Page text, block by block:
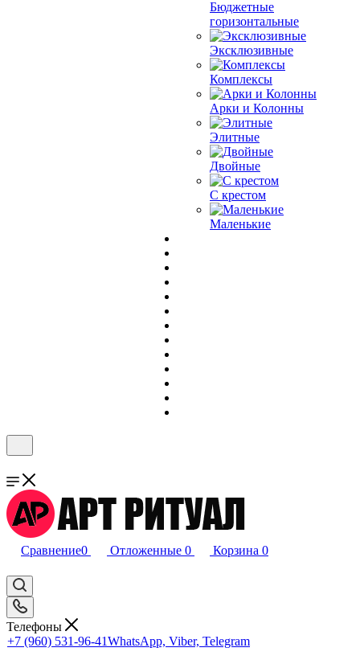
Бюджетные
горизонтальные
Эксклюзивные
Комплексы
Арки и Колонны
Элитные
Двойные
С крестом
Маленькие
Сравнение0 Отложенные 0 Корзина 0
Телефоны
+7 (960) 531-96-41WhatsApp, Viber, Telegram